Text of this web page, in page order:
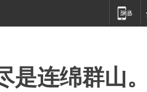
连绵群山。